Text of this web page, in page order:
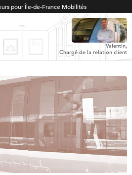
pour Île-de-France Mobilités
Valentin,
Chargé de la relation client